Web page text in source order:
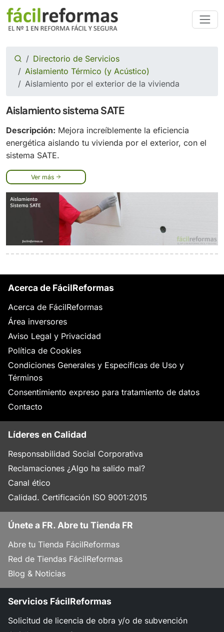
Directorio de Servicios
Aislamiento Térmico (y Acústico)
Aislamiento por el exterior de la vivienda
Aislamiento sistema SATE
Descripción: Mejora increíblemente la eficiencia
energética aislando tu vivienda por el exterior, con el
sistema SATE.
Ver más
Acerca de FácilReformas
Acerca de FácilReformas
Área inversores
Aviso Legal y Privacidad
Política de Cookies
Condiciones Generales y Específicas de Uso y
Términos
Consentimiento expreso para tratamiento de datos
Contacto
Líderes en Calidad
Responsabilidad Social Corporativa
Reclamaciones ¿Algo ha salido mal?
Canal ético
Calidad. Certificación ISO 9001:2015
Únete a FR. Abre tu Tienda FR
Abre tu Tienda FácilReformas
Red de Tiendas FácilReformas
Blog & Noticias
Servicios FácilReformas
Solicitud de licencia de obra y/o de subvención